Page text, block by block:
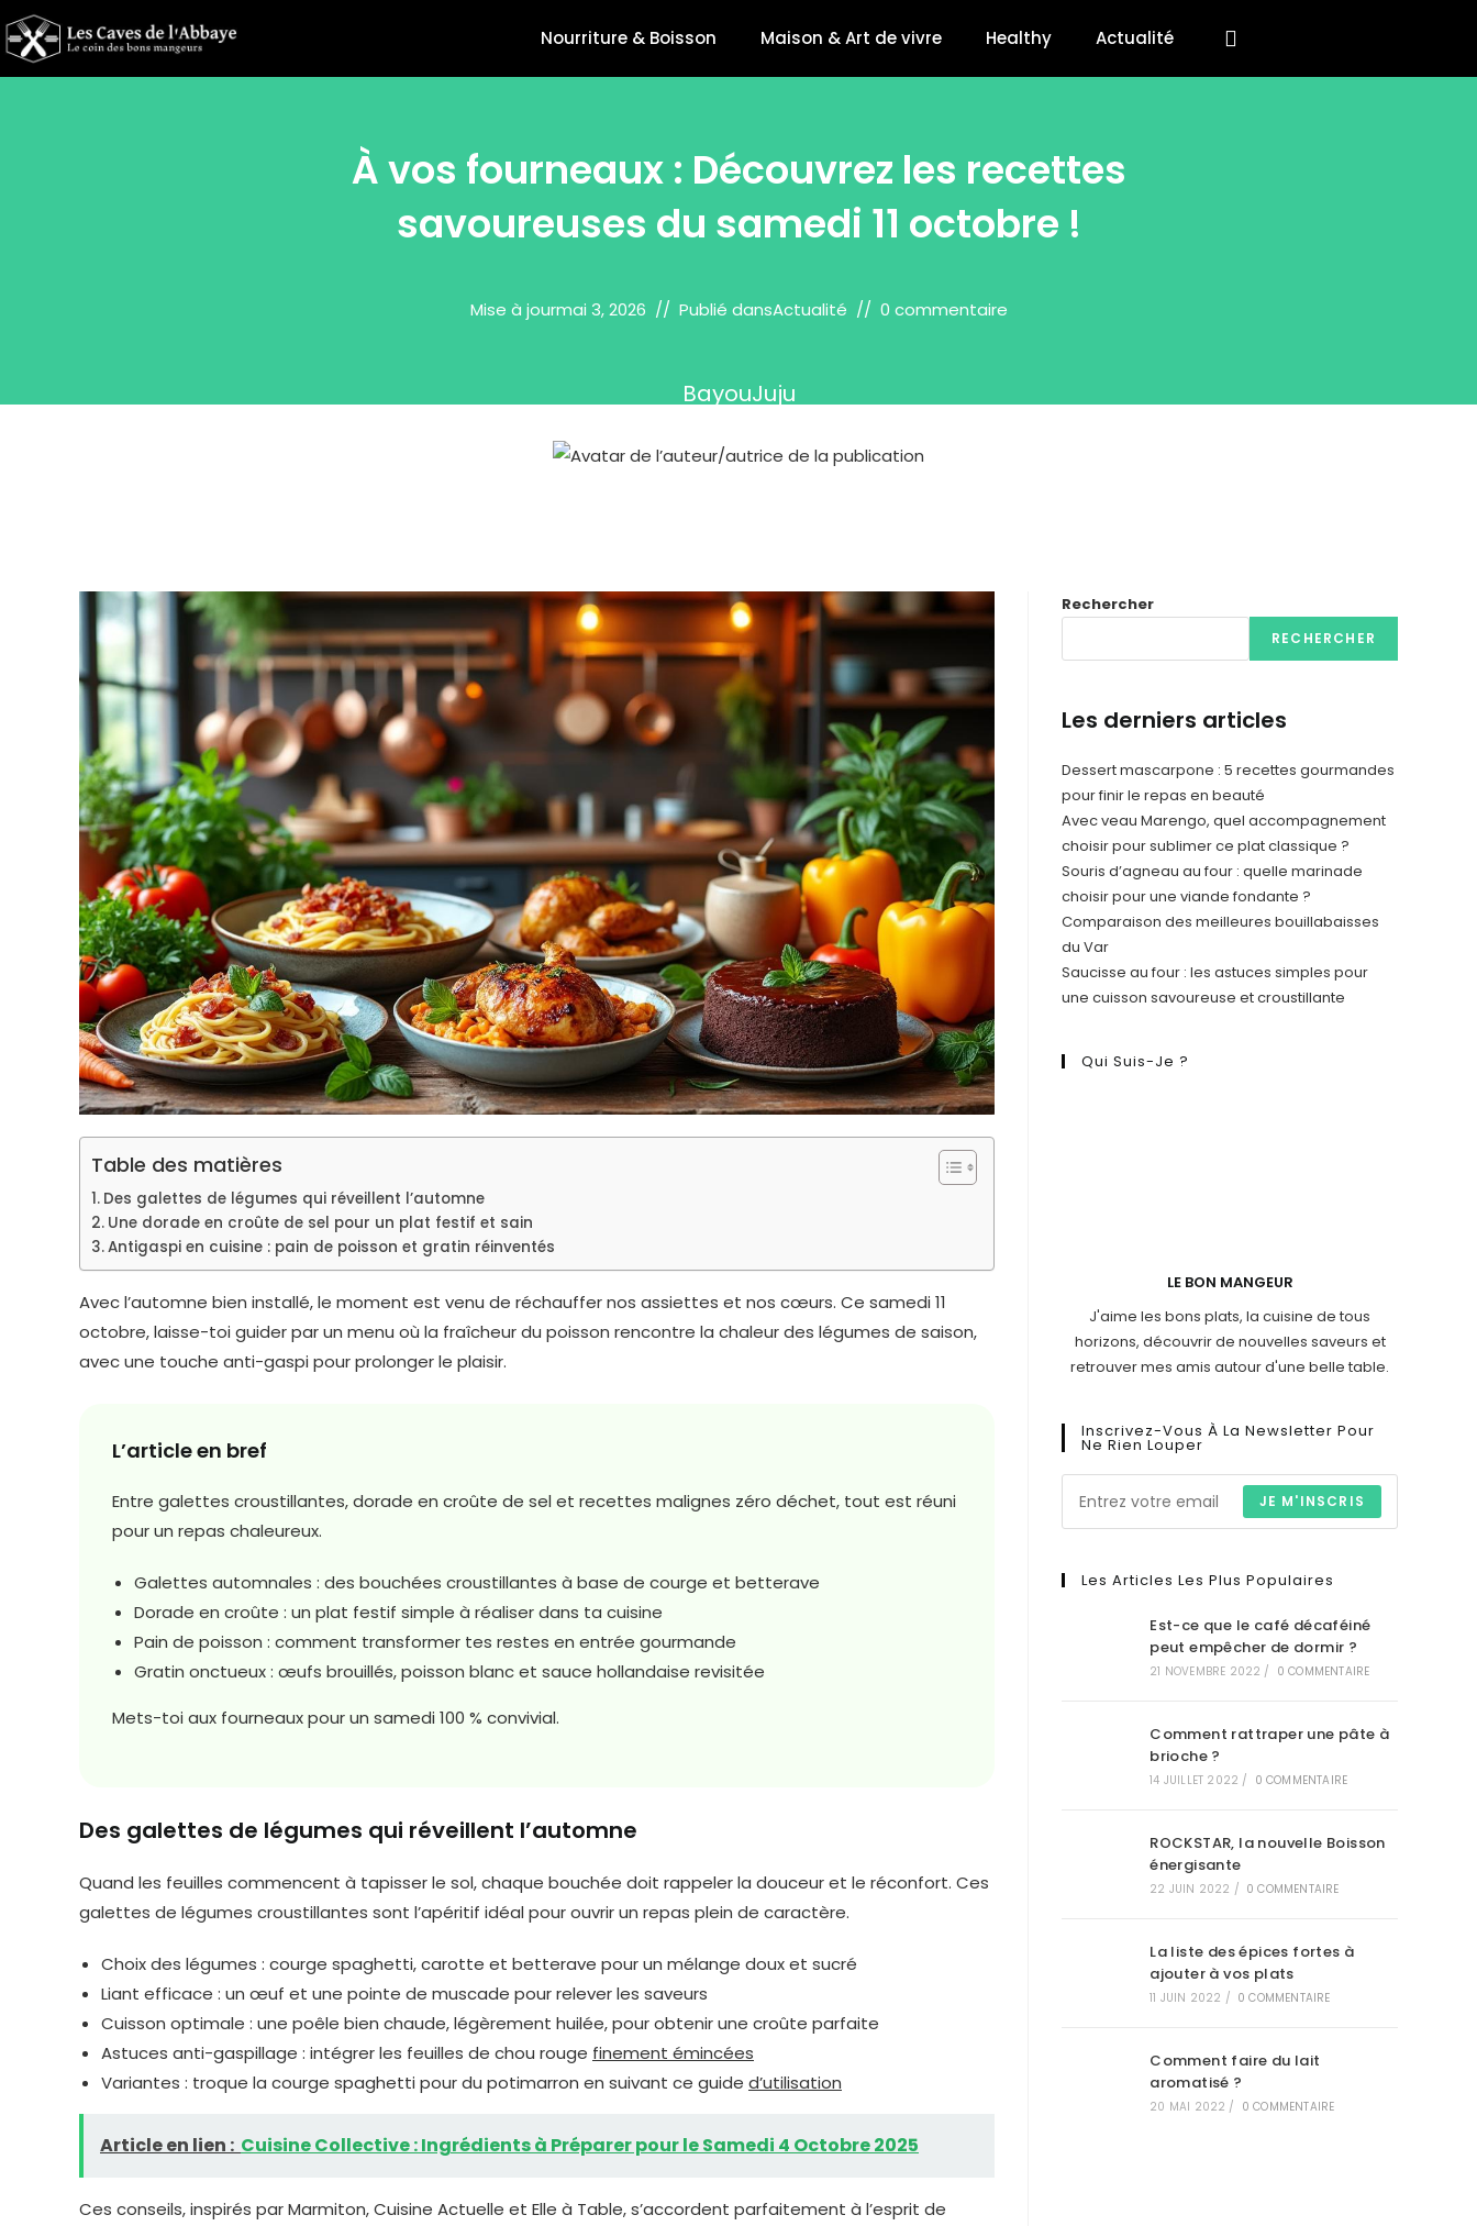
Nourriture & Boisson Maison & Art de vivre Healthy Actualité
À vos fourneaux : Découvrez les recettes
savoureuses du samedi 11 octobre !
Mise à jourmai 3, 2026 Publié dansActualité 0 commentaire
BayouJuju
Table des matières
Des galettes de légumes qui réveillent l’automne
Une dorade en croûte de sel pour un plat festif et sain
Antigaspi en cuisine : pain de poisson et gratin réinventés
Avec l’automne bien installé, le moment est venu de réchauffer nos assiettes et nos cœurs. Ce samedi 11
octobre, laisse-toi guider par un menu où la fraîcheur du poisson rencontre la chaleur des légumes de saison,
avec une touche anti-gaspi pour prolonger le plaisir.
L’article en bref
Entre galettes croustillantes, dorade en croûte de sel et recettes malignes zéro déchet, tout est réuni
pour un repas chaleureux.
Galettes automnales : des bouchées croustillantes à base de courge et betterave
Dorade en croûte : un plat festif simple à réaliser dans ta cuisine
Pain de poisson : comment transformer tes restes en entrée gourmande
Gratin onctueux : œufs brouillés, poisson blanc et sauce hollandaise revisitée
Mets-toi aux fourneaux pour un samedi 100 % convivial.
Des galettes de légumes qui réveillent l’automne
Quand les feuilles commencent à tapisser le sol, chaque bouchée doit rappeler la douceur et le réconfort. Ces
galettes de légumes croustillantes sont l’apéritif idéal pour ouvrir un repas plein de caractère.
Choix des légumes : courge spaghetti, carotte et betterave pour un mélange doux et sucré
Liant efficace : un œuf et une pointe de muscade pour relever les saveurs
Cuisson optimale : une poêle bien chaude, légèrement huilée, pour obtenir une croûte parfaite
Astuces anti-gaspillage : intégrer les feuilles de chou rouge finement émincées
Variantes : troque la courge spaghetti pour du potimarron en suivant ce guide d’utilisation
Article en lien : Cuisine Collective : Ingrédients à Préparer pour le Samedi 4 Octobre 2025
Ces conseils, inspirés par Marmiton, Cuisine Actuelle et Elle à Table, s’accordent parfaitement à l’esprit de
Rechercher
RECHERCHER
Les derniers articles
Dessert mascarpone : 5 recettes gourmandes
pour finir le repas en beauté
Avec veau Marengo, quel accompagnement
choisir pour sublimer ce plat classique ?
Souris d’agneau au four : quelle marinade
choisir pour une viande fondante ?
Comparaison des meilleures bouillabaisses
du Var
Saucisse au four : les astuces simples pour
une cuisson savoureuse et croustillante
Qui Suis-Je ?
LE BON MANGEUR
J'aime les bons plats, la cuisine de tous
horizons, découvrir de nouvelles saveurs et
retrouver mes amis autour d'une belle table.
Inscrivez-Vous À La Newsletter Pour
Ne Rien Louper
JE M'INSCRIS
Les Articles Les Plus Populaires
Est-ce que le café décaféiné
peut empêcher de dormir ?
21 NOVEMBRE 2022 / 0 COMMENTAIRE
Comment rattraper une pâte à
brioche ?
14 JUILLET 2022 / 0 COMMENTAIRE
ROCKSTAR, la nouvelle Boisson
énergisante
22 JUIN 2022 / 0 COMMENTAIRE
La liste des épices fortes à
ajouter à vos plats
11 JUIN 2022 / 0 COMMENTAIRE
Comment faire du lait
aromatisé ?
20 MAI 2022 / 0 COMMENTAIRE